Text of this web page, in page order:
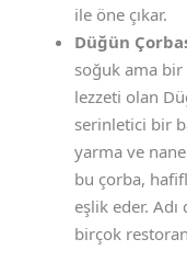
ile öne çıkar.
Düğün
soğuk ama bir
lezzeti olan
serinletici bir
yarma ve
bu çorba,
eşlik eder. Adı
birçok